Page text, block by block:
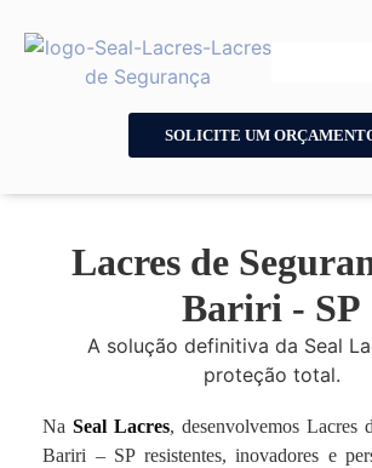
SOLICITE UM
Lacres de
Bariri - SP
A solução definitiva da Seal
proteção total.
Na Seal Lacres, desenvolvemos Lacres
Bariri – SP resistentes, inovadores e